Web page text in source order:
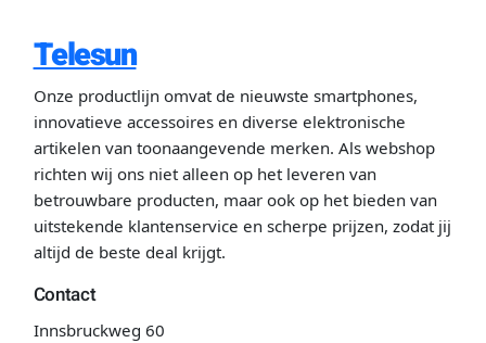
Telesun
Onze productlijn omvat de nieuwste smartphones,
innovatieve accessoires en diverse elektronische
artikelen van toonaangevende merken. Als webshop
richten wij ons niet alleen op het leveren van
betrouwbare producten, maar ook op het bieden van
uitstekende klantenservice en scherpe prijzen, zodat jij
altijd de beste deal krijgt.
Contact
Innsbruckweg 60